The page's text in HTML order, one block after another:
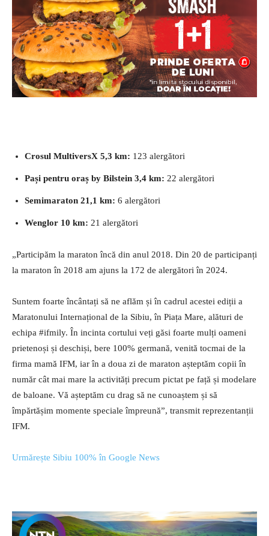
Crosul MultiversX 5,3 km: 123 alergători
Pași pentru oraș by Bilstein 3,4 km: 22 alergători
Semimaraton 21,1 km: 6 alergători
Wenglor 10 km: 21 alergători
„Participăm la maraton încă din anul 2018. Din 20 de participanți
la maraton în 2018 am ajuns la 172 de alergători în 2024.
Suntem foarte încântați să ne aflăm și în cadrul acestei ediții a
Maratonului Internațional de la Sibiu, în Piața Mare, alături de
echipa #ifmily. În incinta cortului veți găsi foarte mulți oameni
prietenoși și deschiși, bere 100% germană, venită tocmai de la
firma mamă IFM, iar în a doua zi de maraton așteptăm copii în
număr cât mai mare la activități precum pictat pe față și modelare
de baloane. Vă așteptăm cu drag să ne cunoaștem și să
împărtășim momente speciale împreună”, transmit reprezentanții
IFM.
Urmărește Sibiu 100% în Google News